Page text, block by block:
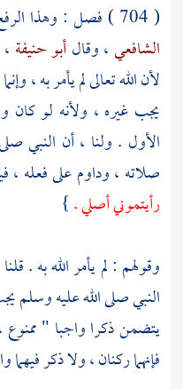
( 704 ) فصل : وهذا الرفع والاعتدال عنه واجب ، وبه قال
الشافعي، وقالأبو حنيفة
لأن الله تعالى لم يأمر به ،
يجب غيره ، ولأنه لو كان
الأول . ولنا ، أن النبي
صلاته ، وداوم على فعله
رأيتموني أصلي .}
وقولهم : لم يأمر الله به .
النبي صلى الله عليه وسلم
يتضمن ذكرا واجبا "
فإنهما ركنان ، ولا ذكر